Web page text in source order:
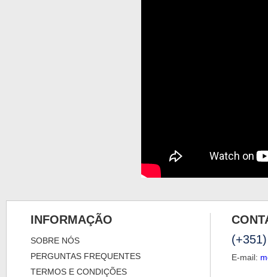
INFORMAÇÃO
SOBRE NÓS
PERGUNTAS FREQUENTES
TERMOS E CONDIÇÕES
E-mail: